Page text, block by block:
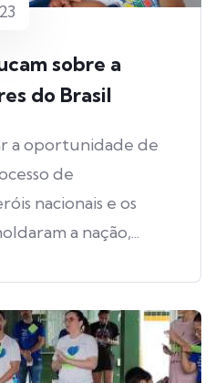
sobre a
do Brasil
a oportunidade de
de
nacionais e os
a nação,...